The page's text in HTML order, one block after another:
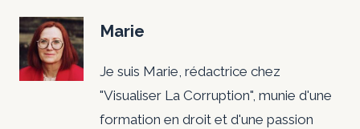
Marie
Je suis Marie, rédactrice chez
"Visualiser La Corruption", munie d'une
formation en droit et d'une passion